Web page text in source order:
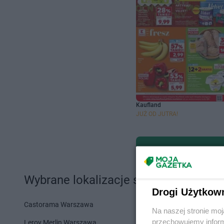
Kaufland
JUŻ OD JUTRA!
Wybrane lokalizacje sklepów i sieci
Castorama Warszawa
Leroy Merlin Warszawa PEPCO
Drogi
Na naszej stronie
przechowujemy